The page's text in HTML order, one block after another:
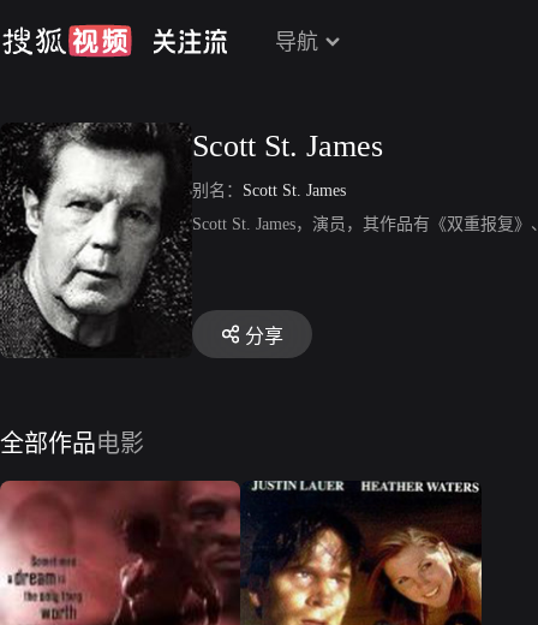
导航
Scott St. James
别名： Scott St. James
Scott St. James，演员，其作品有《双重报复
分享
全部作品电影